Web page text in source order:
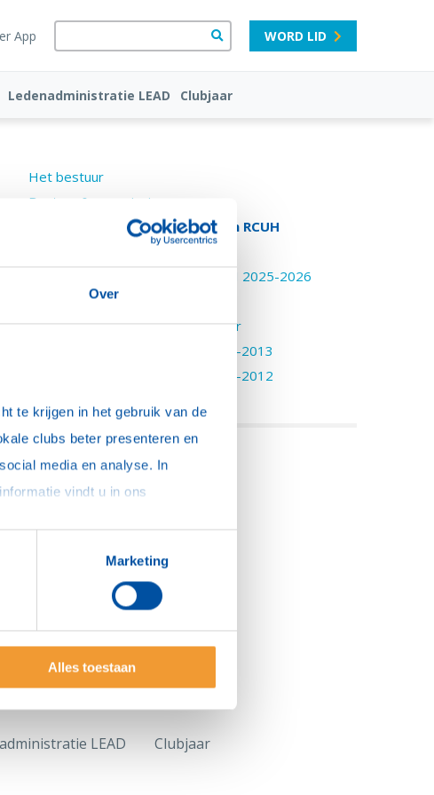
Over
te krijgen in het gebruik van de
clubs beter presenteren en
media en analyse. In
Marketing
Alles toestaan
App WORD LID
Ledenadministratie LEAD Clubjaar
Het bestuur
Bestuur & commissies
Jaarverslagen & jaarrekeningen RCUH
Jaarverslagen secretaris
Jaarverslag secretaris RCUH 2025-2026
Ouder
Jaarrekeningen penningmeester
Maidenspeech voorzitter 2012-2013
Maidenspeech voorzitter 2011-2012
LEAD Clubjaar